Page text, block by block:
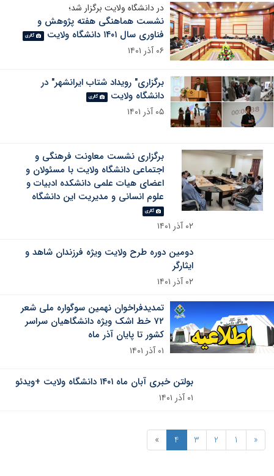
در دانشگاه ولایت برگزار شد؛
نشست هماهنگی هفته پژوهش و
فناوری سال ۱۴۰۱ دانشگاه ولایت
گالری
۰۶ آذر ۱۴۰۱
برگزاری" رویداد شتاب ایرانشهر" در
دانشگاه ولایت
گالری
۰۵ آذر ۱۴۰۱
برگزاری نشست معاونت فرهنگی و
اجتماعی دانشگاه ولایت با مسئولان و
اعضای هیات علمی دانشکده ادبیات و
علوم انسانی و مدیریت این دانشگاه
گالری
۰۲ آذر ۱۴۰۱
دومین دوره طرح ولایت ویژه فرزندان شاهد و
ایثارگر
۰۲ آذر ۱۴۰۱
تمدیدفراخوان نهمین سوگواره ملی شعر
۷۲ خط اشک ویژه دانشگاهیان سراسر
کشور تا پایان آذر ماه
۰۱ آذر ۱۴۰۱
بولتن خبری آبان ماه ۱۴۰۱ دانشگاه ولایت +ویدئو
۰۱ آذر ۱۴۰۱
«
1
2
3
4
»